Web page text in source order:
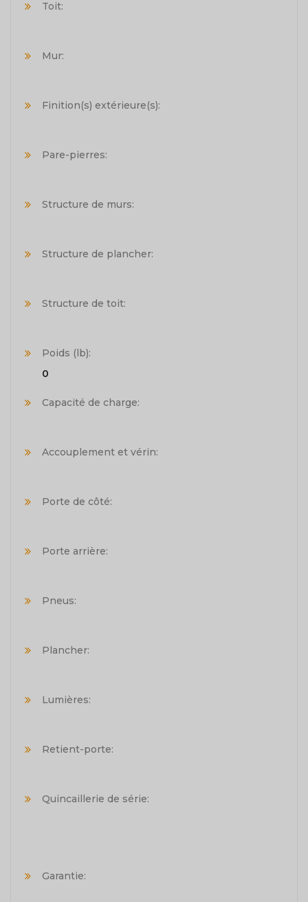
Toit:
Mur:
Finition(s) extérieure(s):
Pare-pierres:
Structure de murs:
Structure de plancher:
Structure de toit:
Poids (lb):
0
Capacité de charge:
Accouplement et vérin:
Porte de côté:
Porte arrière:
Pneus:
Plancher:
Lumières:
Retient-porte:
Quincaillerie de série:
Garantie: